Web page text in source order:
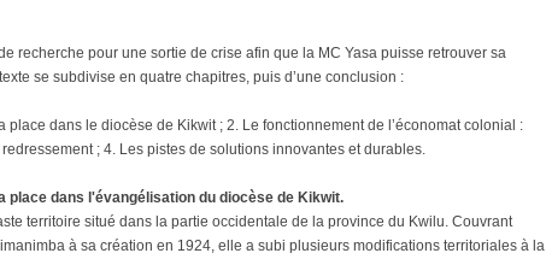
recherche pour une sortie de crise afin que la MC Yasa puisse retrouver sa
se subdivise en quatre chapitres, puis d’une conclusion :
place dans le diocèse de Kikwit ; 2. Le fonctionnement de l’économat colonial :
; 4. Les pistes de solutions innovantes et durables.
place dans l'évangélisation du diocèse de Kikwit.
territoire situé dans la partie occidentale de la province du Kwilu. Couvrant
à sa création en 1924, elle a subi plusieurs modifications territoriales à la